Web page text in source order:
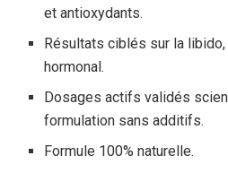
et antioxydants.
Résultats ciblés sur la
hormonal.
Dosages actifs validés
formulation sans additifs.
Formule 100% naturelle.